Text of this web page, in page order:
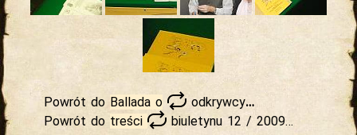
Powrót do Ballada o odkrywcy…
Powrót do treści biuletynu 12 / 2009…